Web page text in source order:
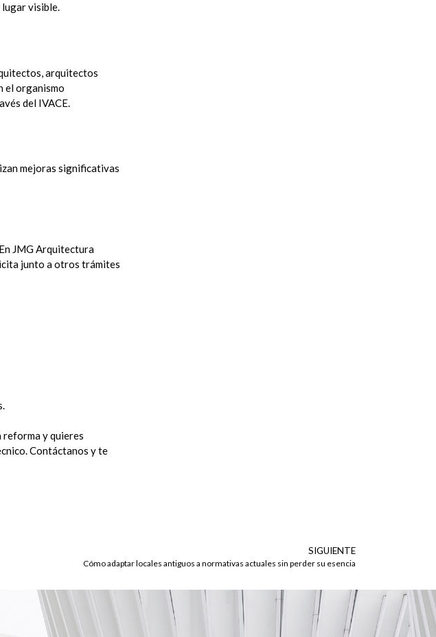
lugar visible.
arquitectos
el organismo
del IVACE.
mejoras significativas
JMG Arquitectura
junto a otros trámites
reforma y quieres
Contáctanos y te
SIGUIENTE
Cómo adaptar locales antiguos a normativas actuales sin perder su esencia